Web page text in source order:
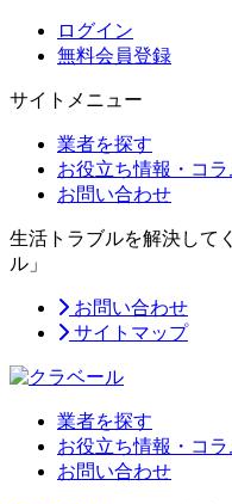
ログイン
無料会員登録
サイトメニュー
業者を探す
お役立ち情報・コラ
お問い合わせ
生活トラブルを解決して
ル」
お問い合わせ
サイトマップ
業者を探す
お役立ち情報・コラ
お問い合わせ